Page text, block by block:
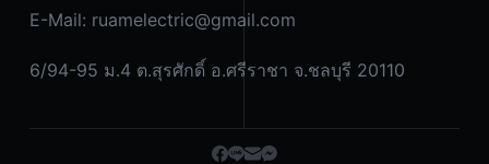
E-Mail: ruamelectric@gmail.com
6/94-95 ม.4 ต.สุรศักดิ์ อ.ศรีราชา จ.ชลบุรี 20110